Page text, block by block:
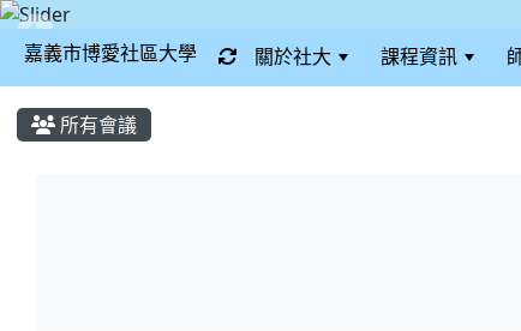
嘉義市博愛社區大學 關於社大 課程資訊
所有會議